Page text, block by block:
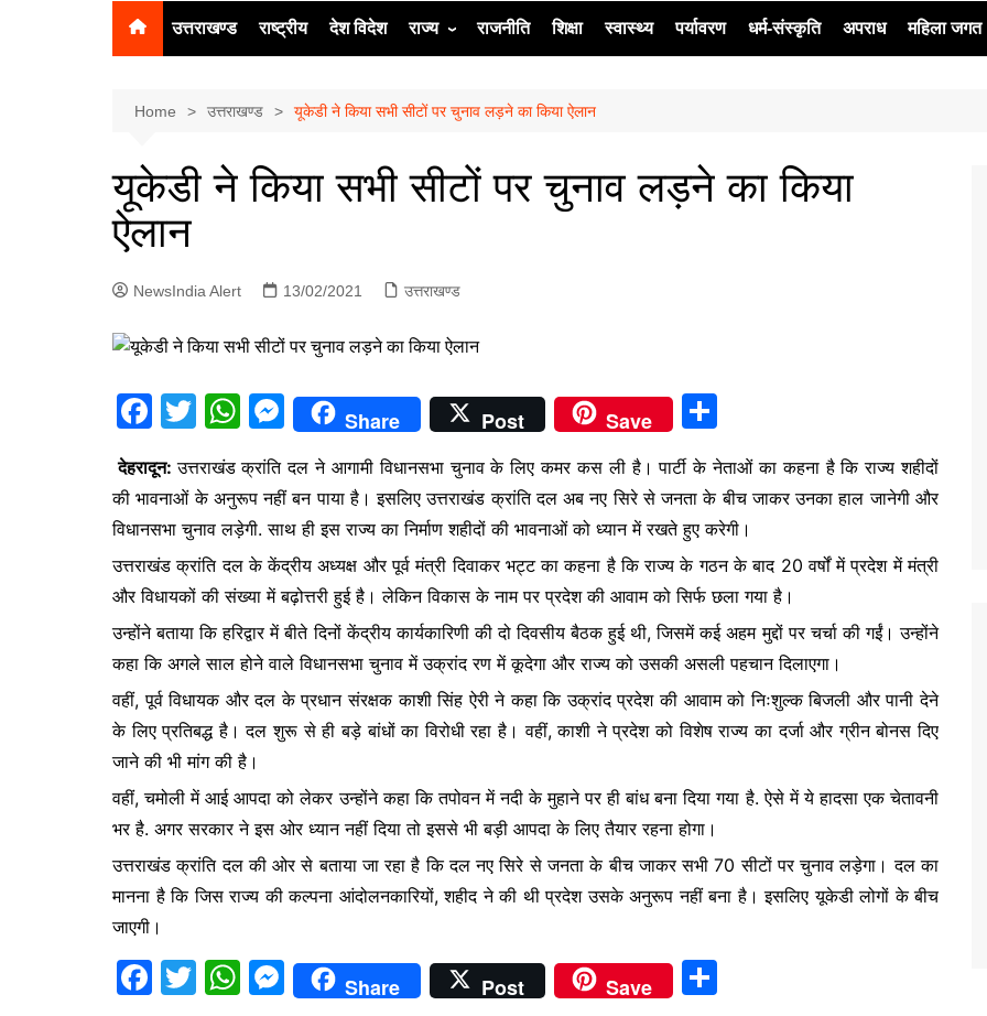
उत्तराखण्ड राष्ट्रीय देश विदेश राज्य
दिल्ली
पंजाब
राजनीति शिक्षा स्वास्थ्य पर्यावरण धर्म-संस्कृति अपराध महिला जगत
Home उत्तराखण्ड यूकेडी ने किया सभी सीटों पर चुनाव लड़ने का किया ऐलान
यूकेडी ने किया सभी सीटों पर चुनाव लड़ने का किया
ऐलान
NewsIndia Alert 13/02/2021 उत्तराखण्ड
F
c
e
b
o
o
k
T
itt
er
W
at
s
A
p
p
M
e
s
s
e
n
g
er
Share Post Save
ar
e
देहरादून:उत्तराखंड क्रांति दल ने आगामी विधानसभा चुनाव के लिए कमर कस ली है। पार्टी के नेताओं का कहना है कि राज्य शहीदों
की भावनाओं के अनुरूप नहीं बन पाया है। इसलिए उत्तराखंड क्रांति दल अब नए सिरे से जनता के बीच जाकर उनका हाल जानेगी और
विधानसभा चुनाव लड़ेगी. साथ ही इस राज्य का निर्माण शहीदों की भावनाओं को ध्यान में रखते हुए करेगी।
उत्तराखंड क्रांति दल के केंद्रीय अध्यक्ष और पूर्व मंत्री दिवाकर भट्ट का कहना है कि राज्य के गठन के बाद 20 वर्षों में प्रदेश में मंत्री
और विधायकों की संख्या में बढ़ोत्तरी हुई है। लेकिन विकास के नाम पर प्रदेश की आवाम को सिर्फ छला गया है।
उन्होंने बताया कि हरिद्वार में बीते दिनों केंद्रीय कार्यकारिणी की दो दिवसीय बैठक हुई थी, जिसमें कई अहम मुद्दों पर चर्चा की गईं। उन्होंने
कहा कि अगले साल होने वाले विधानसभा चुनाव में उक्रांद रण में कूदेगा और राज्य को उसकी असली पहचान दिलाएगा।
वहीं, पूर्व विधायक और दल के प्रधान संरक्षक काशी सिंह ऐरी ने कहा कि उक्रांद प्रदेश की आवाम को निःशुल्क बिजली और पानी देने
के लिए प्रतिबद्ध है। दल शुरू से ही बड़े बांधों का विरोधी रहा है। वहीं, काशी ने प्रदेश को विशेष राज्य का दर्जा और ग्रीन बोनस दिए
जाने की भी मांग की है।
वहीं, चमोली में आई आपदा को लेकर उन्होंने कहा कि तपोवन में नदी के मुहाने पर ही बांध बना दिया गया है. ऐसे में ये हादसा एक चेतावनी
भर है. अगर सरकार ने इस ओर ध्यान नहीं दिया तो इससे भी बड़ी आपदा के लिए तैयार रहना होगा।
उत्तराखंड क्रांति दल की ओर से बताया जा रहा है कि दल नए सिरे से जनता के बीच जाकर सभी 70 सीटों पर चुनाव लड़ेगा। दल का
मानना है कि जिस राज्य की कल्पना आंदोलनकारियों, शहीद ने की थी प्रदेश उसके अनुरूप नहीं बना है। इसलिए यूकेडी लोगों के बीच
जाएगी।
F
T
W M
Share Post Save